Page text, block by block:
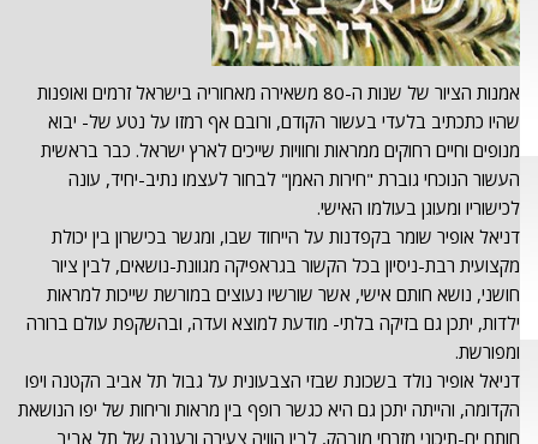
אמנות הציור של שנות ה-80 משאירה מאחוריה בישראל זרמים ואופנות
שהיו כתכתיב בלעדי בעשור הקודם, ורובם אף רמזו על נטע של- יבוא
מנופים וחיים רחוקים ממראות וחוויות שייכים לארץ ישראל. כבר בראשית
העשור הנוכחי גוברת "חירות האמן" לבחור לעצמו נתיב-יחיד, עונה
לכישוריו ומעוגן בעולמו האישי.
דניאל אופיר שומר בקפדנות על הייחוד שבו, ומגשר בכישרון בין יכולת
מקצועית רבת-ניסיון בכל הקשור בגראפיקה מגוונת-נושאים, לבין ציור
חושני, נושא חותם אישי, אשר שורשיו נעוצים במורשת שייכות למראות
ילדות, יתכן גם בזיקה בלתי- מודעת למוצא ועדה, ובהשקפת עולם ברורה
ומפורשת.
דניאל אופיר נולד בשכונת שבזי הצבעונית על גבול תל אביב הקטנה ויפו
הקדומה, והייתה יתכן גם היא כגשר רופף בין מראות וריחות של יפו הנושאת
חותם ים-תיכוני מזרחי מובהק, לבין הוויה צעירה ורעננה של תל אביב